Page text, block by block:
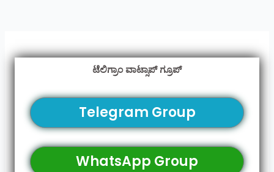
ಟೆಲಿಗ್ರಾಂ ವಾಟ್ಸಾಪ್ ಗ್ರೂಪ್
Telegram Group
WhatsApp Group